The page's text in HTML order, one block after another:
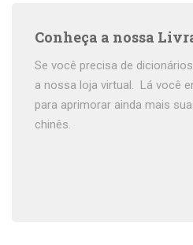
Conheça a nossa
Se você precisa de
a nossa loja virtual. Lá você
para aprimorar ainda mais
chinês.